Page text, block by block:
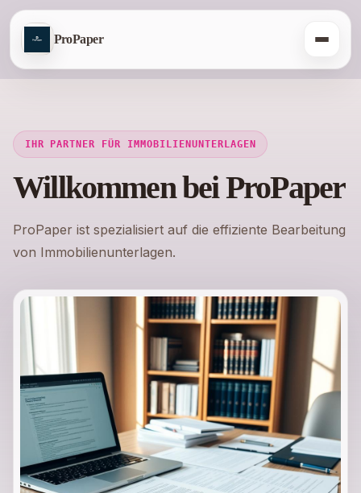
ProPaper
IHR PARTNER FÜR IMMOBILIENUNTERLAGEN
Willkommen bei ProPaper
ProPaper ist spezialisiert auf die effiziente Bearbeitung
von Immobilienunterlagen.